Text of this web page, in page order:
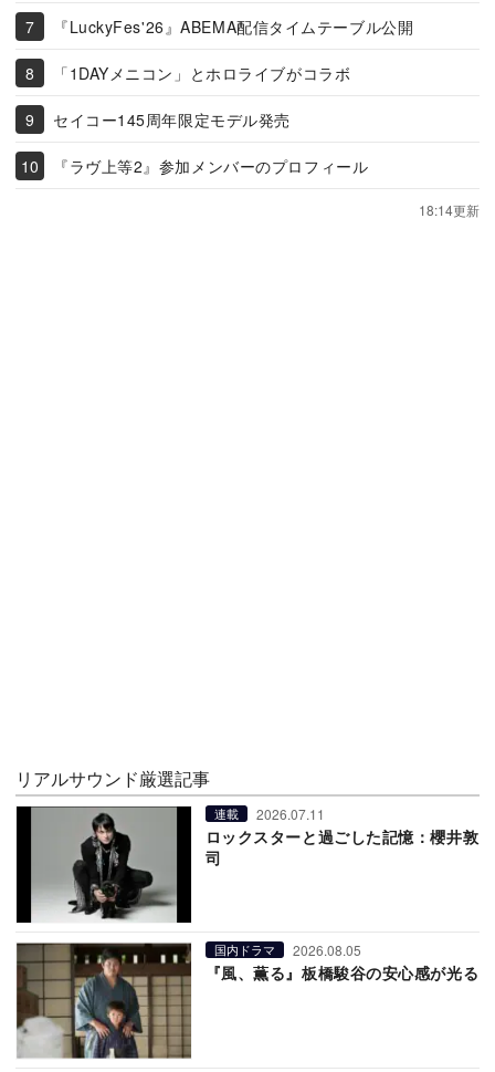
『LuckyFes'26』ABEMA配信タイムテーブル公開
「1DAYメニコン」とホロライブがコラボ
セイコー145周年限定モデル発売
『ラヴ上等2』参加メンバーのプロフィール
18:14更新
リアルサウンド厳選記事
連載 2026.07.11
ロックスターと過ごした記憶：櫻井敦
司
国内ドラマ 2026.08.05
『風、薫る』板橋駿谷の安心感が光る